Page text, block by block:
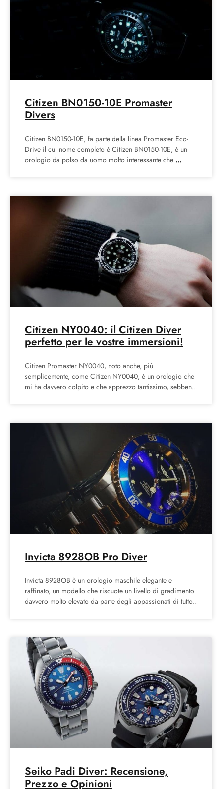
Citizen BN0150-10E Promaster
Divers
Citizen BN0150-10E, fa parte della linea Promaster Eco-
Drive il cui nome completo è Citizen BN0150-10E, è un
orologio da polso da uomo molto interessante che
Citizen NY0040: il Citizen Diver
perfetto per le vostre immersioni!
Citizen Promaster NY0040, noto anche, più
semplicemente, come Citizen NY0040, è un orologio che
mi ha davvero colpito e che apprezzo tantissimo, sebbene
Invicta 8928OB Pro Diver
Invicta 8928OB è un orologio maschile elegante e
raffinato, un modello che riscuote un livello di gradimento
davvero molto elevato da parte degli appassionati di tutto
Seiko Padi Diver: Recensione,
Prezzo e Opinioni